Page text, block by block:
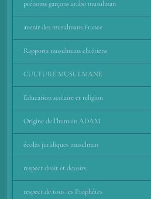
prénoms garçons arabo musulman
avenir des musulmans France
Rapports musulmans chrétiens
CULTURE MUSULMANE
Éducation scolaire et religion
Origine de l'humain ADAM
écoles juridiques musulman
respect droit et devoirs
respect de tous les Prophètes